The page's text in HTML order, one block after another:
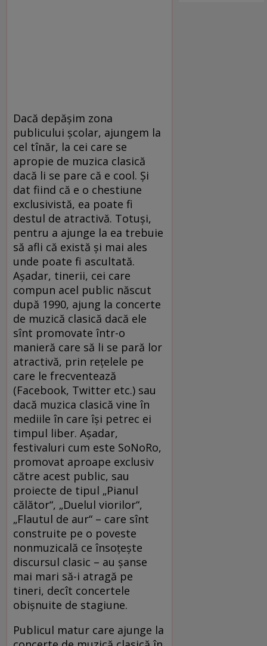
Dacă depăşim zona
publicului şcolar, ajungem la
cel tînăr, la cei care se
apropie de muzica clasică
dacă li se pare că e cool. Şi
dat fiind că e o chestiune
exclusivistă, ea poate fi
destul de atractivă. Totuşi,
pentru a ajunge la ea trebuie
să afli că există şi mai ales
unde poate fi ascultată.
Aşadar, tinerii, cei care
compun acel public născut
după 1990, ajung la concerte
de muzică clasică dacă ele
sînt promovate într-o
manieră care să li se pară lor
atractivă, prin reţelele pe
care le frecventează
(Facebook, Twitter etc.) sau
dacă muzica clasică vine în
mediile în care îşi petrec ei
timpul liber. Aşadar,
festivaluri cum este SoNoRo,
promovat aproape exclusiv
către acest public, sau
proiecte de tipul „Pianul
călător“, „Duelul viorilor“,
„Flautul de aur“ – care sînt
construite pe o poveste
nonmuzicală ce însoţeşte
discursul clasic – au şanse
mai mari să-i atragă pe
tineri, decît concertele
obişnuite de stagiune.
Publicul matur care ajunge la